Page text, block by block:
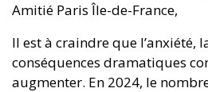
Amitié Paris Île-de-France,
Il est à craindre que l’anxiété,
conséquences dramatiques
augmenter. En 2024, le